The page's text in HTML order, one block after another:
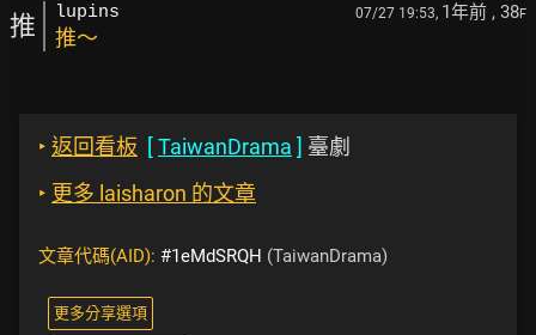
推 lupins 07/27 19:53, 1年前 , 38F
推～
‣ 返回看板 [TaiwanDrama ] 臺劇
‣ 更多 laisharon 的文章
文章代碼(AID): #1eMdSRQH (TaiwanDrama)
更多分享選項